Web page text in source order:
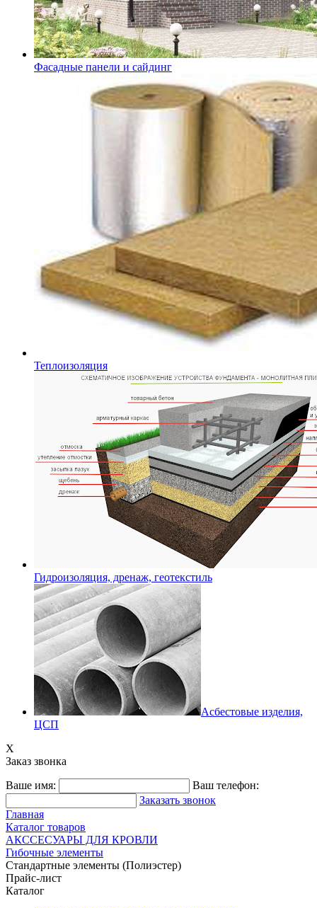
Фасадные панели и сайдинг
Теплоизоляция
Гидроизоляция, дренаж, геотекстиль
Асбестовые изделия,
ЦСП
X
Заказ звонка
Ваше имя:
Ваш телефон:
Заказать звонок
Главная
Каталог товаров
АКССЕСУАРЫ ДЛЯ КРОВЛИ
Гибочные элементы
Стандартные элементы (Полиэстер)
Прайс-лист
Каталог